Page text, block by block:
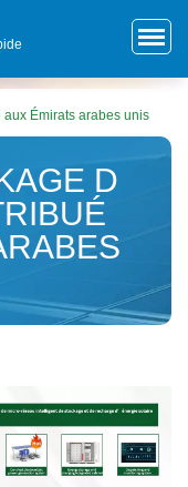
Émirats arabes unis
D